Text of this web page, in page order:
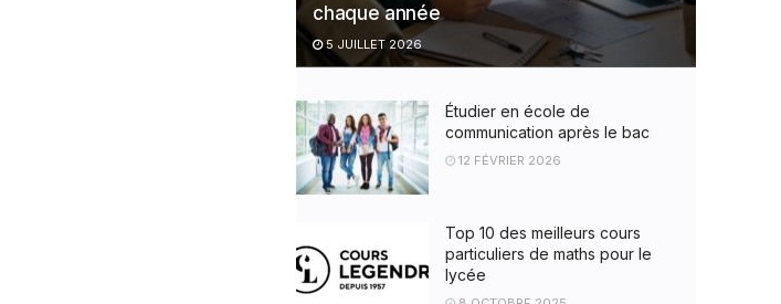
chaque année
5 JUILLET 2026
Étudier en école de
communication après le bac
12 FÉVRIER 2026
Top 10 des meilleurs cours
particuliers de maths pour le
lycée